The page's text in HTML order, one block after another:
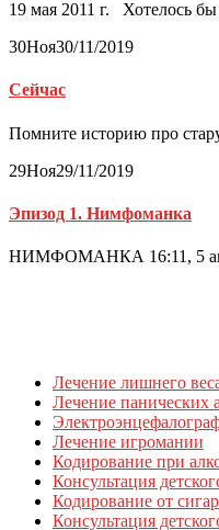
19 мая 2011 г. Хотелось
30Ноя30/11/2019
Сейчас
Помните историю про
29Ноя29/11/2019
Эпизод 1. Нимфоманка
НИМФОМАНКА 16:11, 5
Лечение лишнего
Лечение панических
Лечение игромании
Кодирование при
Консультация
Кодирование от
Консультация